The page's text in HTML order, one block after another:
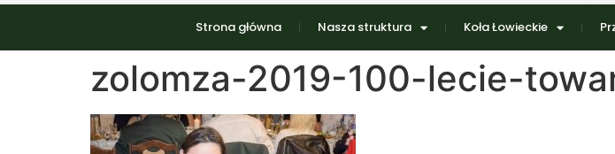
Strona główna Nasza struktura Koła Łowieckie
zolomza-2019-100-lecie-